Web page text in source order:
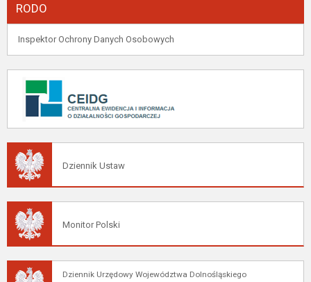
RODO
Inspektor Ochrony Danych Osobowych
Dziennik Ustaw
Monitor Polski
Dziennik Urzędowy Województwa Dolnośląskiego